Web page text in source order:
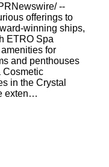
--
offerings to
winning ships,
ETRO Spa
for
and penthouses
Cosmetic
in the Crystal
exten…